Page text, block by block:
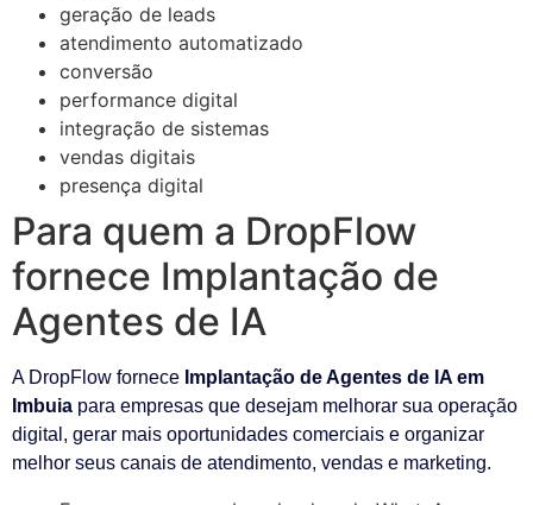
geração de leads
atendimento automatizado
conversão
performance digital
integração de sistemas
vendas digitais
presença digital
Para quem a DropFlow
fornece Implantação de
Agentes de IA
A DropFlow fornece Implantação de Agentes de IA em
Imbuia para empresas que desejam melhorar sua operação
digital, gerar mais oportunidades comerciais e organizar
melhor seus canais de atendimento, vendas e marketing.